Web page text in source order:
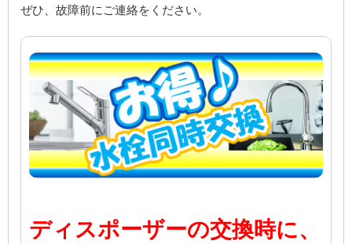
ぜひ、故障前にご連絡をください。
ディスポーザーの交換時に、